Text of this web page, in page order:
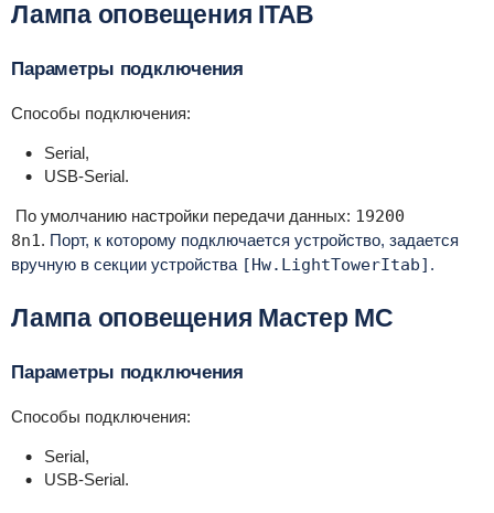
Лампа оповещения ITAB
Параметры подключения
Способы подключения:
Serial,
USB-Serial.
По умолчанию настройки передачи данных: 19200
8n1. Порт, к которому подключается устройство, задается
вручную в секции устройства [Hw.LightTowerItab] .
Лампа оповещения Мастер МС
Параметры подключения
Способы подключения:
Serial,
USB-Serial.